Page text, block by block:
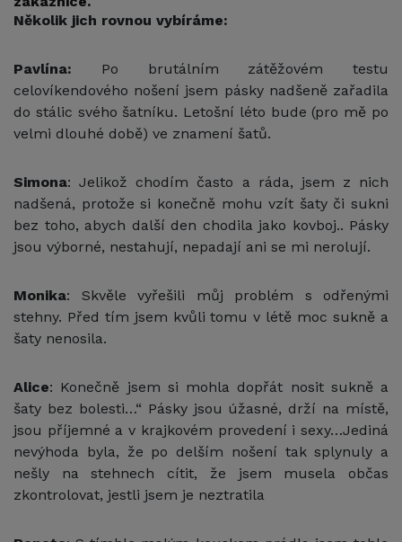
Několik jich rovnou vybíráme:
Pavlína: Po brutálním zátěžovém testu
celovíkendového nošení jsem pásky nadšeně zařadila
do stálic svého šatníku. Letošní léto bude (pro mě po
velmi dlouhé době) ve znamení šatů.
Simona: Jelikož chodím často a ráda, jsem z nich
nadšená, protože si konečně mohu vzít šaty či sukni
bez toho, abych další den chodila jako kovboj.. Pásky
jsou výborné, nestahují, nepadají ani se mi nerolují.
Monika: Skvěle vyřešili můj problém s odřenými
stehny. Před tím jsem kvůli tomu v létě moc sukně a
šaty nenosila.
Alice: Konečně jsem si mohla dopřát nosit sukně a
šaty bez bolesti…“ Pásky jsou úžasné, drží na místě,
jsou příjemné a v krajkovém provedení i sexy…Jediná
nevýhoda byla, že po delším nošení tak splynuly a
nešly na stehnech cítit, že jsem musela občas
zkontrolovat, jestli jsem je neztratila